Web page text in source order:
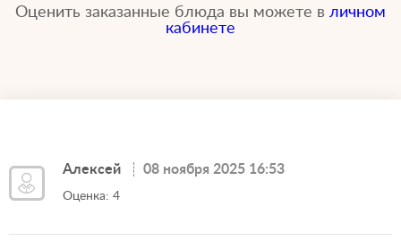
Оценить заказанные блюда вы можете в личном
кабинете
Алексей 08 ноября 2025 16:53
Оценка: 4